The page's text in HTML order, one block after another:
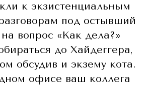
к экзистенциальным
под остывший
на вопрос «Как дела?»
до Хайдеггера,
обсудив и экзему кота.
офисе ваш коллега